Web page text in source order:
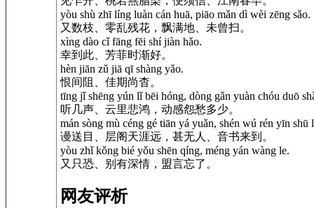
yòu shù zhī líng luàn cán huā, piāo mǎn dì wèi zēng sǎo.
又数枝、零乱残花，飘满地、未曾扫。
xìng dào cǐ fāng fēi shí jiàn hǎo.
幸到此、芳菲时渐好。
hèn jiān zǔ jiā qī shàng yǎo.
恨间阻、佳期尚杳。
tīng jǐ shēng yún lǐ bēi hóng, dòng gǎn yuàn chóu duō
听几声、云里悲鸿，动感怨愁多少。
mán sòng mù céng gé tiān yá yuǎn, shén wú rén yīn shū
谩送目、层阁天涯远，甚无人、音书来到。
yòu zhǐ kǒng bié yǒu shēn qíng, méng yán wàng le.
又只恐、别有深情，盟言忘了。
网友评析